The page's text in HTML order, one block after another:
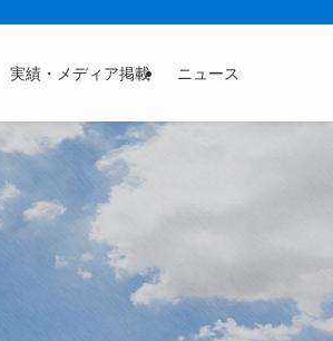
実績・メディア掲載 ニュース